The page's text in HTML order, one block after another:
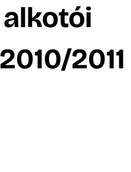
2011